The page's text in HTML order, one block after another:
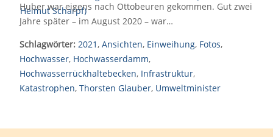
Huber war eigens nach Ottobeuren gekommen. Gut zwei
Jahre später – im August 2020 – war…
Schlagwörter: 2021, Ansichten, Einweihung, Fotos,
Hochwasser, Hochwasserdamm,
Hochwasserrückhaltebecken, Infrastruktur,
Katastrophen, Thorsten Glauber, Umweltminister